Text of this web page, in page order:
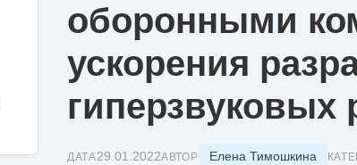
оборонными
ускорения
гиперзвуковых
ДАТА29.01.2022АВТОР Елена Тимошкина